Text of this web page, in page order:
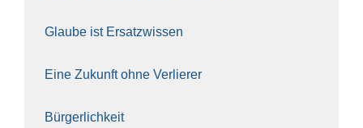
Glau­be ist Ersatz­wis­sen
Eine Zukunft ohne Ver­lie­rer
Bür­ger­lich­keit